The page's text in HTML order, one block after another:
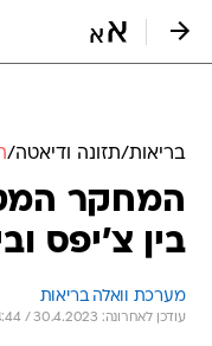
בריאות/תזונה ודיאטה/
המחקר
בין צ'יפס
מערכת וואלה בריאות
עודכן לאחרונה: 30.4.2023 / 4:44